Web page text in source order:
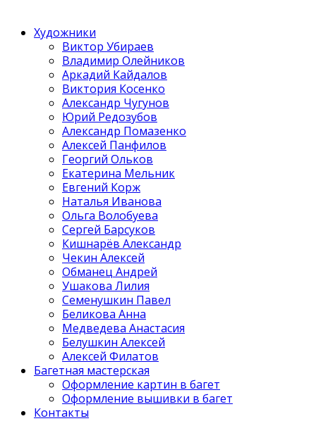
Художники
Виктор Убираев
Владимир Олейников
Аркадий Кайдалов
Виктория Косенко
Александр Чугунов
Юрий Редозубов
Александр Помазенко
Алексей Панфилов
Георгий Ольков
Екатерина Мельник
Евгений Корж
Наталья Иванова
Ольга Волобуева
Сергей Барсуков
Кишнарёв Александр
Чекин Алексей
Обманец Андрей
Ушакова Лилия
Семенушкин Павел
Беликова Анна
Медведева Анастасия
Белушкин Алексей
Алексей Филатов
Багетная мастерская
Оформление картин в багет
Оформление вышивки в багет
Контакты